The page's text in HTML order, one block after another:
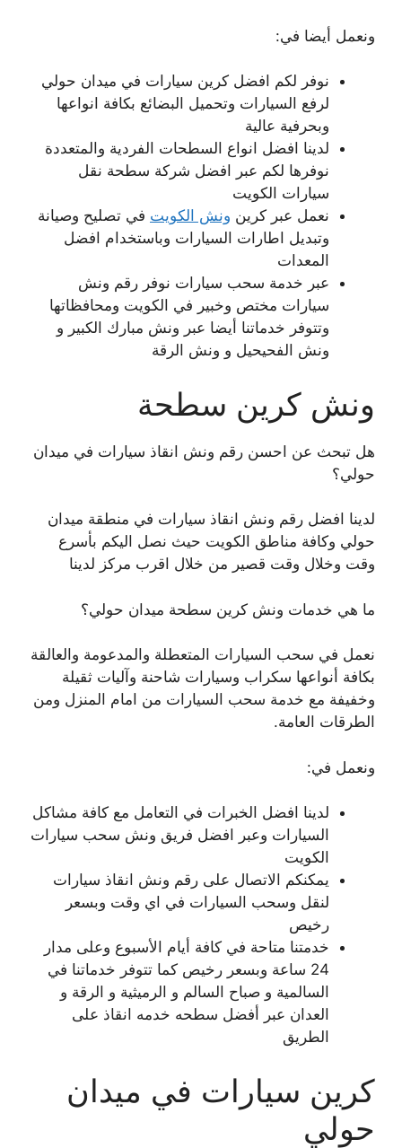
ونعمل أيضا في:
نوفر لكم افضل كرين سيارات في ميدان حولي
لرفع السيارات وتحميل البضائع بكافة انواعها
وبحرفية عالية
لدينا افضل انواع السطحات الفردية والمتعددة
نوفرها لكم عبر افضل شركة سطحة نقل
سيارات الكويت
نعمل عبر كرين ونش الكويت في تصليح وصيانة
وتبديل اطارات السيارات وباستخدام افضل
المعدات
عبر خدمة سحب سيارات نوفر رقم ونش
سيارات مختص وخبير في الكويت ومحافظاتها
وتتوفر خدماتنا أيضا عبر ونش مبارك الكبير و
ونش الفحيحيل و ونش الرقة
ونش كرين سطحة
هل تبحث عن احسن رقم ونش انقاذ سيارات في ميدان
حولي؟
لدينا افضل رقم ونش انقاذ سيارات في منطقة ميدان
حولي وكافة مناطق الكويت حيث نصل اليكم بأسرع
وقت وخلال وقت قصير من خلال اقرب مركز لدينا
ما هي خدمات ونش كرين سطحة ميدان حولي؟
نعمل في سحب السيارات المتعطلة والمدعومة والعالقة
بكافة أنواعها سكراب وسيارات شاحنة وآليات ثقيلة
وخفيفة مع خدمة سحب السيارات من امام المنزل ومن
الطرقات العامة.
ونعمل في:
لدينا افضل الخبرات في التعامل مع كافة مشاكل
السيارات وعبر افضل فريق ونش سحب سيارات
الكويت
يمكنكم الاتصال على رقم ونش انقاذ سيارات
لنقل وسحب السيارات في اي وقت وبسعر
رخيص
خدمتنا متاحة في كافة أيام الأسبوع وعلى مدار
24 ساعة وبسعر رخيص كما تتوفر خدماتنا في
السالمية و صباح السالم و الرميثية و الرقة و
العدان عبر أفضل سطحه خدمه انقاذ على
الطريق
كرين سيارات في ميدان
حولي